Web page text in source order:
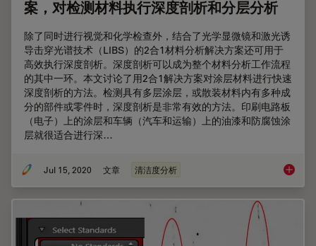
案，对检测材料执行深度剖析和分层分析
除了同时进行视觉和化学检查外，结合了光学显微镜和激光诱
导击穿光谱技术（LIBS）的2合1材料分析解决方案还可用于
高效执行深度剖析。深度剖析可以成为整个材料分析工作流程
的其中一环。本文讨论了用2合1解决方案对涂层材料进行快速
深度剖析的方法。检测具有多层涂层，或散装材料内有多种成
分的部件或零件时，深度剖析是非常有效的方法。印刷电路板
（电子）上的涂层和车辆（汽车和运输）上的油漆和防腐蚀涂
层就很适合进行深…
Jul 15, 2020 文章 清洁度分析 利用光